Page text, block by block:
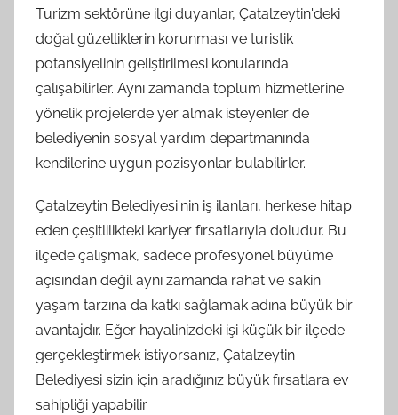
Turizm sektörüne ilgi duyanlar, Çatalzeytin'deki
doğal güzelliklerin korunması ve turistik
potansiyelinin geliştirilmesi konularında
çalışabilirler. Aynı zamanda toplum hizmetlerine
yönelik projelerde yer almak isteyenler de
belediyenin sosyal yardım departmanında
kendilerine uygun pozisyonlar bulabilirler.
Çatalzeytin Belediyesi'nin iş ilanları, herkese hitap
eden çeşitlilikteki kariyer fırsatlarıyla doludur. Bu
ilçede çalışmak, sadece profesyonel büyüme
açısından değil aynı zamanda rahat ve sakin
yaşam tarzına da katkı sağlamak adına büyük bir
avantajdır. Eğer hayalinizdeki işi küçük bir ilçede
gerçekleştirmek istiyorsanız, Çatalzeytin
Belediyesi sizin için aradığınız büyük fırsatlara ev
sahipliği yapabilir.